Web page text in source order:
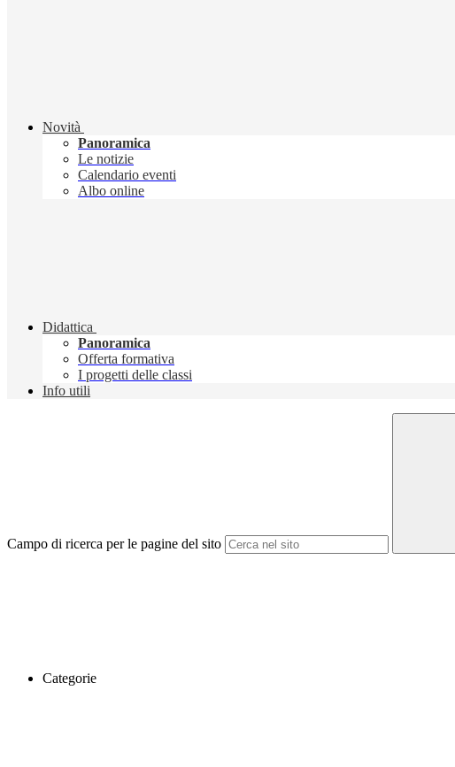
Novità
Panoramica
Le notizie
Calendario eventi
Albo online
Didattica
Panoramica
Offerta formativa
I progetti delle classi
Info utili
Campo di ricerca per le pagine del sito
Categorie